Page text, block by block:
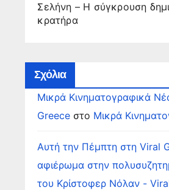
Σελήνη – Η σύγκρουση
κρατήρα
Σχόλια
Μικρά Κινηματογραφικά
Greece στο Μικρά
Αυτή την Πέμπτη στη Viral
αφιέρωμα στην
του Κρίστοφερ Νόλαν -